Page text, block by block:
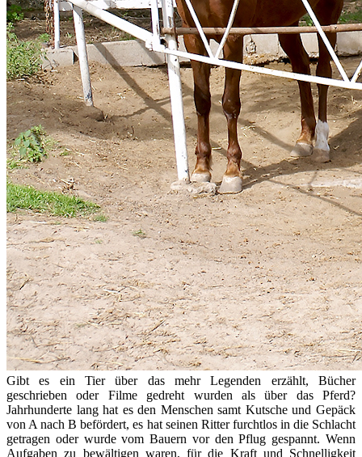
Gibt es ein Tier über das mehr Legenden erzählt, Bücher
geschrieben oder Filme gedreht wurden als über das Pferd?
Jahrhunderte lang hat es den Menschen samt Kutsche und Gepäck
von A nach B befördert, es hat seinen Ritter furchtlos in die Schlacht
getragen oder wurde vom Bauern vor den Pflug gespannt. Wenn
Aufgaben zu bewältigen waren, für die Kraft und Schnelligkeit